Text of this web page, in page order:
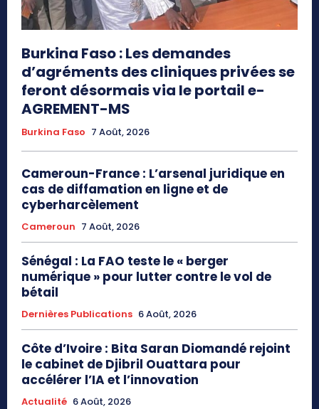
Burkina Faso : Les demandes
d’agréments des cliniques privées se
feront désormais via le portail e-
AGREMENT-MS
Burkina Faso 7 Août, 2026
Cameroun-France : L’arsenal juridique en
cas de diffamation en ligne et de
cyberharcèlement
Cameroun 7 Août, 2026
Sénégal : La FAO teste le « berger
numérique » pour lutter contre le vol de
bétail
Dernières Publications 6 Août, 2026
Côte d’Ivoire : Bita Saran Diomandé rejoint
le cabinet de Djibril Ouattara pour
accélérer l’IA et l’innovation
Actualité 6 Août, 2026